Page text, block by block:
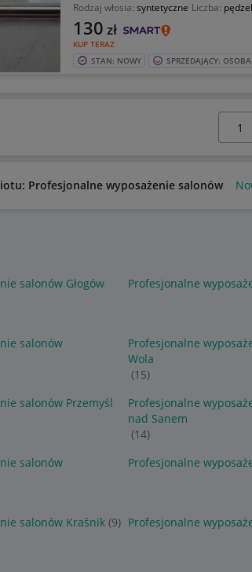
Rodzaj włosia: syntetyczne Liczba: pędzel
KUP TERAZ
130 zł
STAN: NOWY SPRZEDAJĄCY:
Profesjonalne wyposażenie salonów
salonów Głogów
Profesjonalne
salonów
Profesjonalne
Wola
(15)
salonów Przemyśl
Profesjonalne
nad Sanem
(14)
salonów
Profesjonalne
salonów Kraśnik (9) Profesjonalne